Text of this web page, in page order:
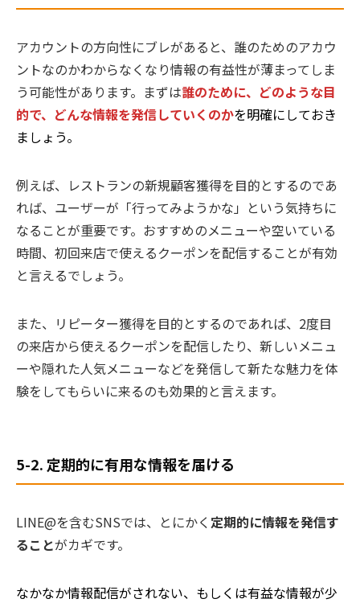
アカウントの方向性にブレがあると、誰のためのアカウ
ントなのかわからなくなり情報の有益性が薄まってしま
う可能性があります。まずは誰のために、どのような目
的で、どんな情報を発信していくのかを明確にしておき
ましょう。
例えば、レストランの新規顧客獲得を目的とするのであ
れば、ユーザーが「行ってみようかな」という気持ちに
なることが重要です。おすすめのメニューや空いている
時間、初回来店で使えるクーポンを配信することが有効
と言えるでしょう。
また、リピーター獲得を目的とするのであれば、2度目
の来店から使えるクーポンを配信したり、新しいメニュ
ーや隠れた人気メニューなどを発信して新たな魅力を体
験をしてもらいに来るのも効果的と言えます。
5-2. 定期的に有用な情報を届ける
LINE@を含むSNSでは、とにかく定期的に情報を発信す
ることがカギです。
なかなか情報配信がされない、もしくは有益な情報が少